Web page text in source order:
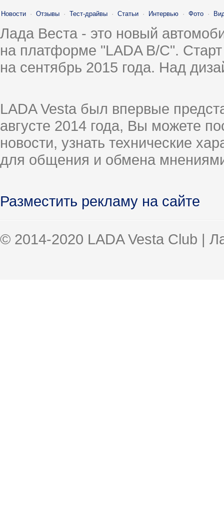
Новости · Отзывы · Тест-драйвы · Статьи · Интервью · Фото ·
Лада Веста - это новый
на платформе "LADA B/C".
на сентябрь 2015 года. Над
LADA Vesta был впервые
августе 2014 года, Вы можете
новости, узнать технические
для общения и обмена
Разместить рекламу на сайте
© 2014-2020 LADA Vesta Club |